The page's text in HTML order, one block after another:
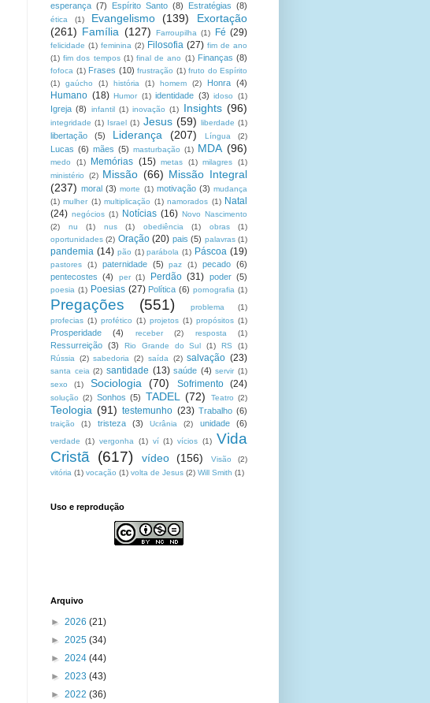
esperança (7) Espírito Santo (8) Estratégias (8)
ética (1) Evangelismo (139)
Exortação
(261) Família (127) Farroupilha (1) Fé (29)
felicidade (1) feminina (2) Filosofia (27) fim de ano
(1) fim dos tempos (1) final de ano (1) Finanças (8)
fofoca (1) Frases (10) frustração (1) fruto do Espírito
(1)
gaúcho (1) história (1) homem (2) Honra (4)
Humano (18) Humor (1) identidade (3) idoso (1)
Igreja (8) infantil (1) inovação (1) Insights (96)
integridade (1) Israel (1) Jesus (59) liberdade (1)
libertação (5) Liderança (207) Língua (2)
Lucas (6) mães (5) masturbação (1) MDA (96)
medo (1) Memórias (15) metas (1) milagres
(1)
ministério
(2) Missão (66) Missão Integral
(237) moral (3) morte (1) motivação (3) mudança
(1) mulher (1) multiplicação (1) namorados (1) Natal
(24) negócios (1) Notícias (16) Novo Nascimento
(2)
nu (1) nus (1) obediência (1) obras
(1)
oportunidades (2) Oração (20) pais (5) palavras (1)
pandemia (14) pão (1) parábola (1) Páscoa (19)
pastores (1) paternidade (5) paz (1) pecado (6)
pentecostes
(4) per (1) Perdão (31) poder (5)
poesia (1) Poesias (27) Política (6) pornografia (1)
Pregações (551) problema
(1)
profecias (1) profético (1) projetos (1) propósitos (1)
Prosperidade (4) receber (2) resposta (1)
Ressurreição (3) Rio Grande do Sul (1) RS
(1)
Rússia
(2) sabedoria (2) saída (2) salvação (23)
santa ceia (2) santidade (13) saúde (4) servir (1)
sexo
(1) Sociologia (70) Sofrimento (24)
solução (2) Sonhos (5) TADEL (72) Teatro (2)
Teologia (91) testemunho (23) Trabalho (6)
traição (1) tristeza (3) Ucrânia (2) unidade (6)
verdade (1) vergonha (1) ví (1) vícios (1) Vida
Cristã (617) vídeo (156) Visão
(2)
vitória (1) vocação (1) volta de Jesus (2) Will Smith (1)
Uso e reprodução
Arquivo
► 2026 (21)
► 2025 (34)
► 2024 (44)
► 2023 (43)
► 2022 (36)